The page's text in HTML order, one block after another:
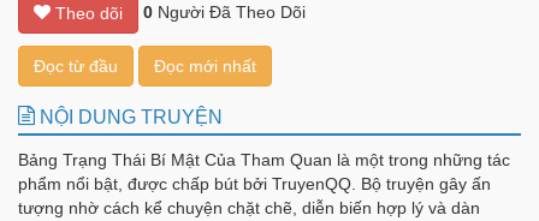
Theo dõi 0 Người Đã Theo Dõi
Đọc từ đầu Đọc mới nhất
NỘI DUNG TRUYỆN
Bảng Trạng Thái Bí Mật Của Tham Quan là một trong những tác
phẩm nổi bật, được chấp bút bởi TruyenQQ. Bộ truyện gây ấn
tượng nhờ cách kể chuyện chặt chẽ, diễn biến hợp lý và dàn